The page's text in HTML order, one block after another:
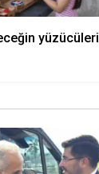
yüzücüleri